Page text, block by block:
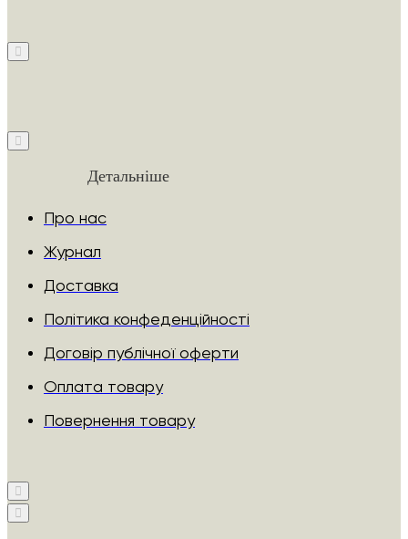
Детальніше
Про нас
Журнал
Доставка
Політика конфеденційності
Договір публічної оферти
Оплата товару
Повернення товару